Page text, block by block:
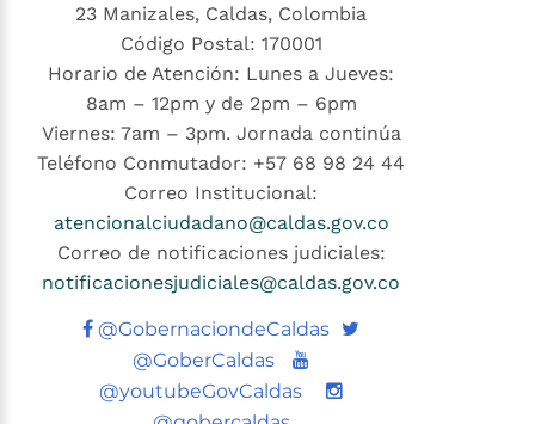
23 Manizales, Caldas, Colombia
Código Postal: 170001
Horario de Atención: Lunes a Jueves:
8am – 12pm y de 2pm – 6pm
Viernes: 7am – 3pm. Jornada continúa
Teléfono Conmutador: +57 68 98 24 44
Correo Institucional:
atencionalciudadano@caldas.gov.co
Correo de notificaciones judiciales:
notificacionesjudiciales@caldas.gov.co
@GobernaciondeCaldas Twitter
@GoberCaldas
Youtube
@youtubeGovCaldas